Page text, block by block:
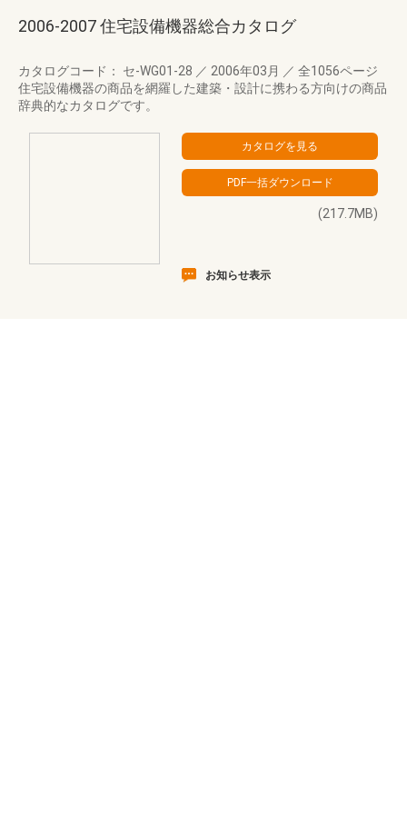
2006-2007 住宅設備機器総合カタログ
カタログコード： セ-WG01-28 ／ 2006年03月 ／ 全1056ページ
住宅設備機器の商品を網羅した建築・設計に携わる方向けの商品
辞典的なカタログです。
(217.7MB)
お知らせ表示